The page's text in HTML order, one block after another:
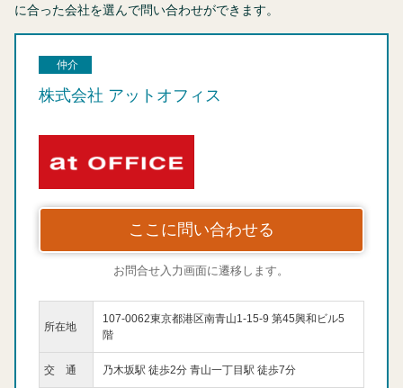
に合った会社を選んで問い合わせができます。
仲介
株式会社 アットオフィス
ここに問い合わせる
お問合せ入力画面に遷移します。
所在地
107-0062東京都港区南青山1-15-9 第45興和ビル5
階
交 通 乃木坂駅 徒歩2分 青山一丁目駅 徒歩7分